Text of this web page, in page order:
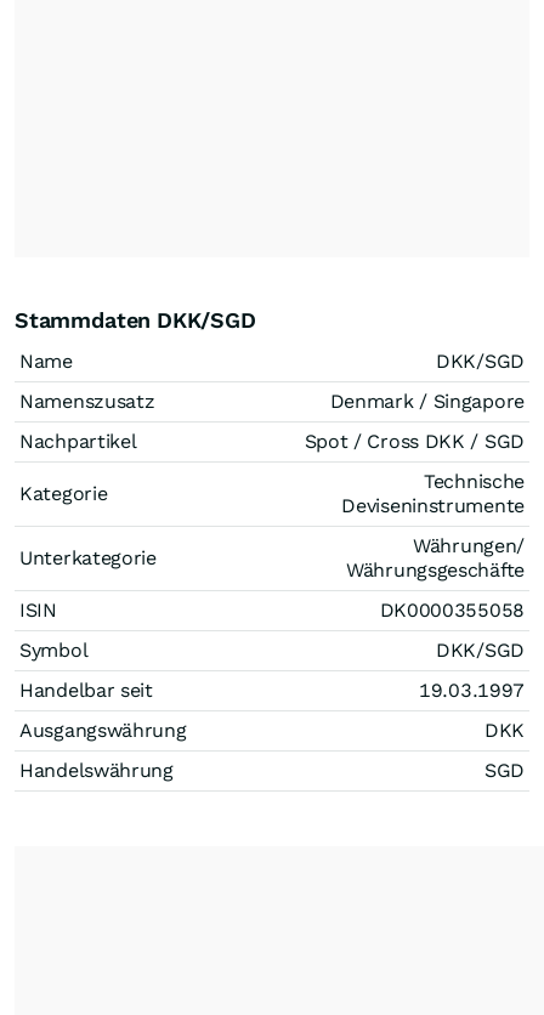
Stammdaten DKK/SGD
Name
DKK/SGD
Namenszusatz
Denmark / Singapore
Nachpartikel
Spot / Cross DKK / SGD
Kategorie
Technische
Deviseninstrumente
Unterkategorie
Währungen/
Währungsgeschäfte
ISIN
DK0000355058
Symbol
DKK/SGD
Handelbar seit
19.03.1997
Ausgangswährung
DKK
Handelswährung
SGD